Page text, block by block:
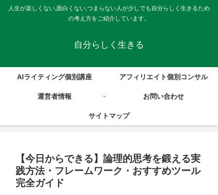
人生が楽しくない,面白くない,つまらない人が少しでも自分らしく生きるため
の考え方をご紹介しています。
自分らしく生きる
AIライティング個別講座 アフィリエイト個別コンサル
運営者情報 お問い合わせ
サイトマップ
【今日からできる】論理的思考を鍛える実
践方法・フレームワーク・おすすめツール
完全ガイド